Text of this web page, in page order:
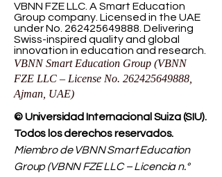
VBNN FZE LLC. A Smart Education
Group company. Licensed in the UAE
under No. 262425649888. Delivering
Swiss-inspired quality and global
innovation in education and research.
VBNN Smart Education Group (VBNN
FZE LLC – License No. 262425649888
Ajman, UAE)
© Universidad Internacional Suiza (SIU).
Todos los derechos reservados.
Miembro de VBNN Smart Education
Group (VBNN FZE LLC – Licencia n.°